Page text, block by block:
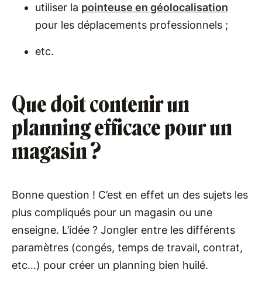
utiliser la pointeuse en géolocalisation
pour les déplacements professionnels ;
etc.
Que doit contenir un
planning efficace pour un
magasin ?
Bonne question ! C’est en effet un des sujets les
plus compliqués pour un magasin ou une
enseigne. L’idée ? Jongler entre les différents
paramètres (congés, temps de travail, contrat,
etc…) pour créer un planning bien huilé.